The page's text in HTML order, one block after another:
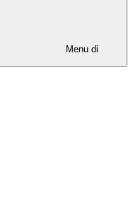
Menu di